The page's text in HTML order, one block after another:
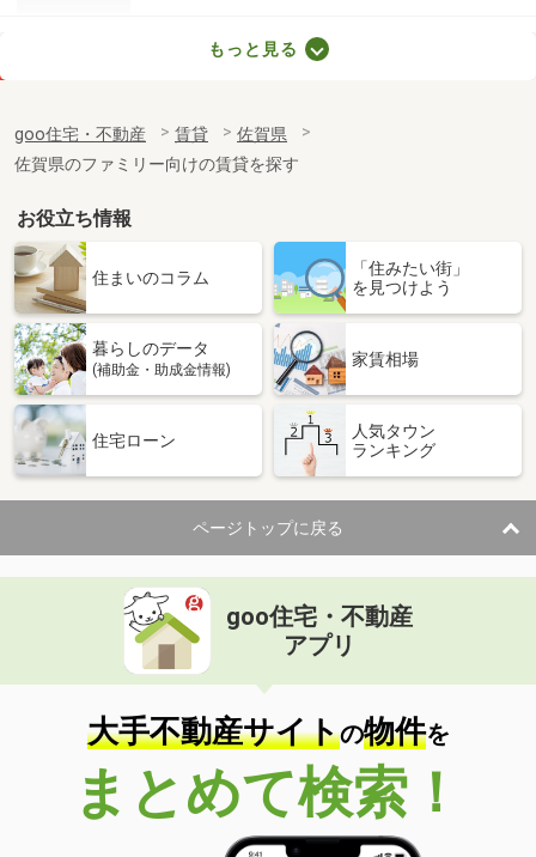
佐賀県杵島郡江北町大字佐留志
専有面積
43.86m²
間取り
2DK
佐賀県三養基郡基山町大字小倉
価 格
6.30万円
佐賀県三養基郡基山町大字小倉
専有面積 23.18m²
間取り
佐賀県鳥栖市本町１
住 所
佐賀県鳥栖市本町１
専有面積 30.64m²
間取り
1LDK
佐賀県佐賀市神園３丁目
価 格
住 所
佐賀県佐賀市神園３丁目
専有面積 33.39m²
間取り
1LDK
佐賀県佐賀市大財６
価 格
7.18万円
佐賀県佐賀市大財６
もっと見る
goo住宅・不動産 賃貸
佐賀県
佐賀県のファミリー向けの賃貸を探す
お役立ち情報
住まいのコラム
「住みたい街」
を見つけよう
暮らしのデータ
(補助金・助成金情報)
家賃相場
住宅ローン
人気タウン
ランキング
ページトップに戻る
goo住宅・不動産
アプリ
大手不動産サイトの物件を
まとめて検索！